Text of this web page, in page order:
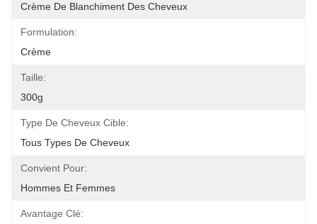
Crème De Blanchiment Des Cheveux
Formulation:
Crème
Taille:
300g
Type De Cheveux Cible:
Tous Types De Cheveux
Convient Pour:
Hommes Et Femmes
Avantage Clé: